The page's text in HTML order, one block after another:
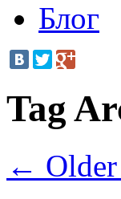
Блог
Tag
←